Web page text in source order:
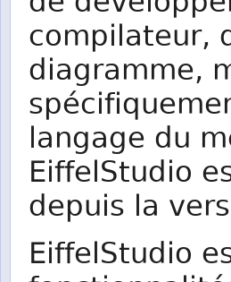
compilateur,
diagramme,
langage du
EiffelStudio
depuis la
EiffelStudio